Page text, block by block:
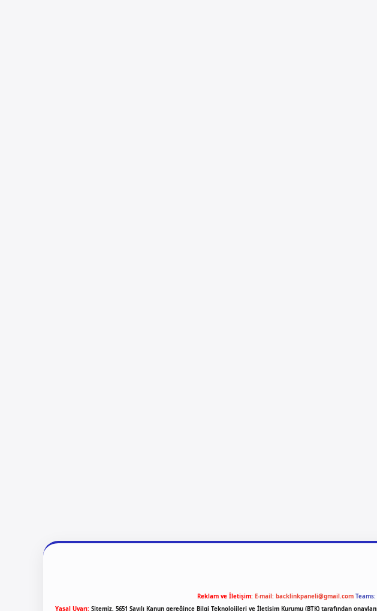
Reklam ve İletişim: E-mail: backlinkpaneli@gmail.com Teams:
Yasal Uyarı: Sitemiz, 5651 Sayılı Kanun gereğince Bilgi Teknolojileri ve İletişim Kurumu (BTK) tarafından